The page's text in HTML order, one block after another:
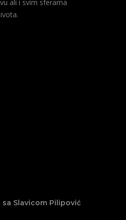
ali i svim sferama
Slavicom Pilipović